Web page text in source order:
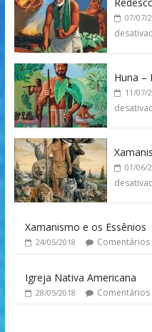
07/07/
Huna –
11/07/
01/06/
Xamanismo e os Essênios
24/05/2018
Igreja Nativa Americana
28/05/2018